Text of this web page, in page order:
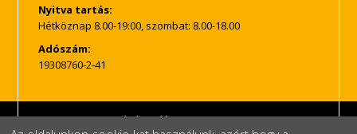
Nyitva tartás:
Hétköznap 8.00-19:00, szombat: 8.00-18.00
Adószám:
19308760-2-41
Impresszum Adatkezelés